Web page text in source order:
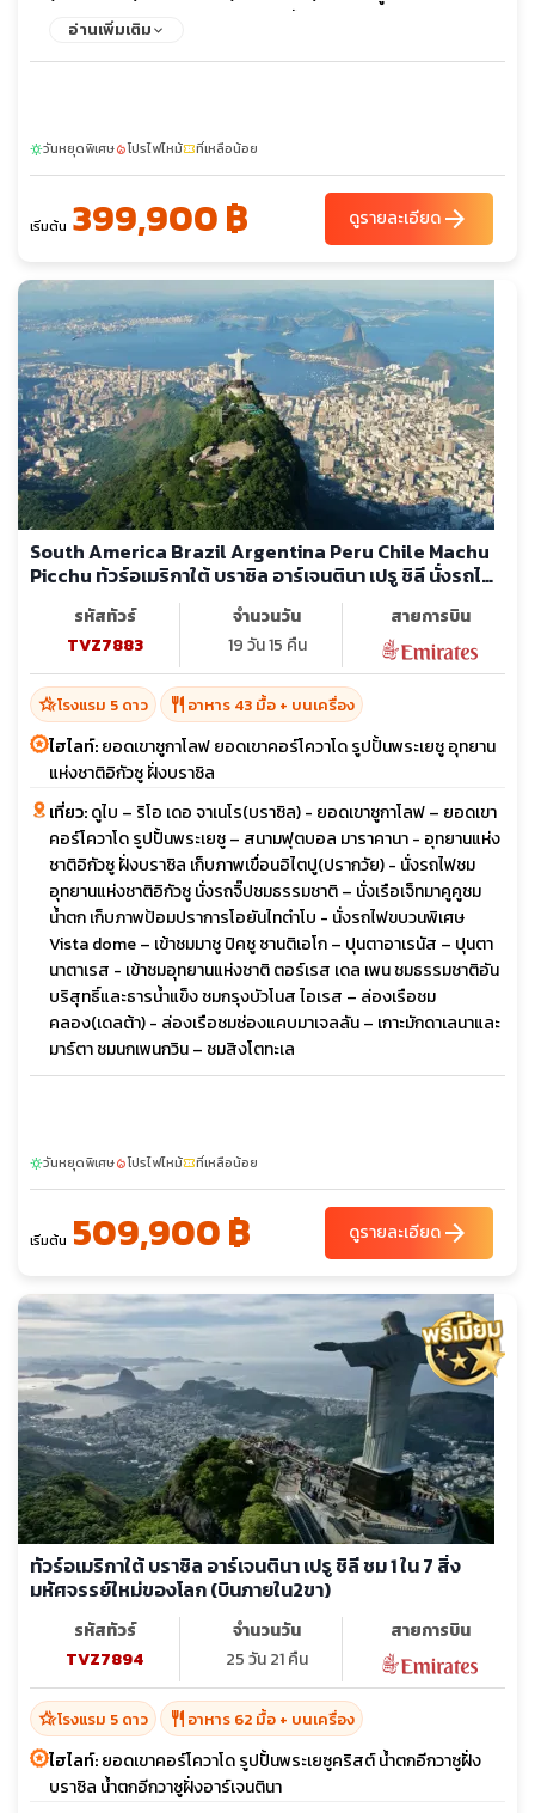
เปอร์ริโตเมอร์ริโน - ล่องเรือชมธารน้ำแข็งเปอร์ริโตเมอร์ริโน่ - คา
อ่านเพิ่มเติม
sunnyวันหยุดพิเศษlocal_fire_departmentโปรไฟไหม้confirmation_numberที่เหลือน้อย
เริ่มต้น 399,900 ฿ ดูรายละเอียดarrow_forward
South America Brazil Argentina Peru Chile Machu
Picchu ทัวร์อเมริกาใต้ บราซิล อาร์เจนตินา เปรู ชิลี นั่งรถไฟ
สู่ มาชู ปิคชู ชม 1 ใน7 สิ่งมหัศจรรย์ใหม่ของโลก (บิน
ภายใน7ขา)
รหัสทัวร์
TVZ7883
จำนวนวัน
19 วัน 15 คืน
สายการบิน
hotel_classโรงแรม 5 ดาว restaurant อาหาร 43 มื้อ + บนเครื่อง
ไฮไลท์:ยอดเขาซูกาโลฟ ยอดเขาคอร์โควาโด รูปปั้นพระเยซู อุทยาน
แห่งชาติอิกัวซู ฝั่งบราซิล
เที่ยว:ดูไบ – ริโอ เดอ จาเนโร(บราซิล) - ยอดเขาซูกาโลฟ – ยอดเขา
คอร์โควาโด รูปปั้นพระเยซู – สนามฟุตบอล มาราคานา - อุทยานแห่ง
ชาติอิกัวซู ฝั่งบราซิล เก็บภาพเขื่อนอิไตปู(ปรากวัย) - นั่งรถไฟชม
อุทยานแห่งชาติอิกัวซู นั่งรถจิ๊ปชมธรรมชาติ – นั่งเรือเจ็ทมาคูคูชม
น้ำตก เก็บภาพป้อมปราการโอยันไทตำโบ - นั่งรถไฟขบวนพิเศษ
Vista dome – เข้าชมมาชู ปิคชู ซานติเอโก – ปุนตาอาเรนัส – ปุนตา
นาตาเรส - เข้าชมอุทยานแห่งชาติ ตอร์เรส เดล เพน ชมธรรมชาติอัน
บริสุทธิ์และธารน้ำแข็ง ชมกรุงบัวโนส ไอเรส – ล่องเรือชม
คลอง(เดลต้า) - ล่องเรือชมช่องแคบมาเจลลัน – เกาะมักดาเลนาและ
มาร์ตา ชมนกเพนกวิน – ชมสิงโตทะเล
sunnyวันหยุดพิเศษlocal_fire_departmentโปรไฟไหม้confirmation_numberที่เหลือน้อย
เริ่มต้น 509,900 ฿ ดูรายละเอียดarrow_forward
ทัวร์อเมริกาใต้ บราซิล อาร์เจนตินา เปรู ชิลี ชม 1 ใน 7 สิ่ง
มหัศจรรย์ใหม่ของโลก (บินภายใน2ขา)
รหัสทัวร์
TVZ7894
จำนวนวัน
25 วัน 21 คืน
สายการบิน
hotel_classโรงแรม 5 ดาว restaurant อาหาร 62 มื้อ + บนเครื่อง
ไฮไลท์:ยอดเขาคอร์โควาโด รูปปั้นพระเยซูคริสต์ น้ำตกอีกวาซูฝั่ง
บราซิล น้ำตกอีกวาซูฝั่งอาร์เจนตินา